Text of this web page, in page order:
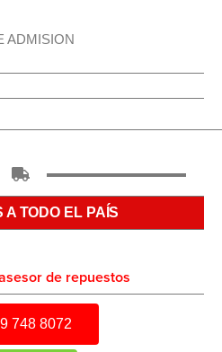
ADMISION
A TODO EL PAÍS
de repuestos
748 8072